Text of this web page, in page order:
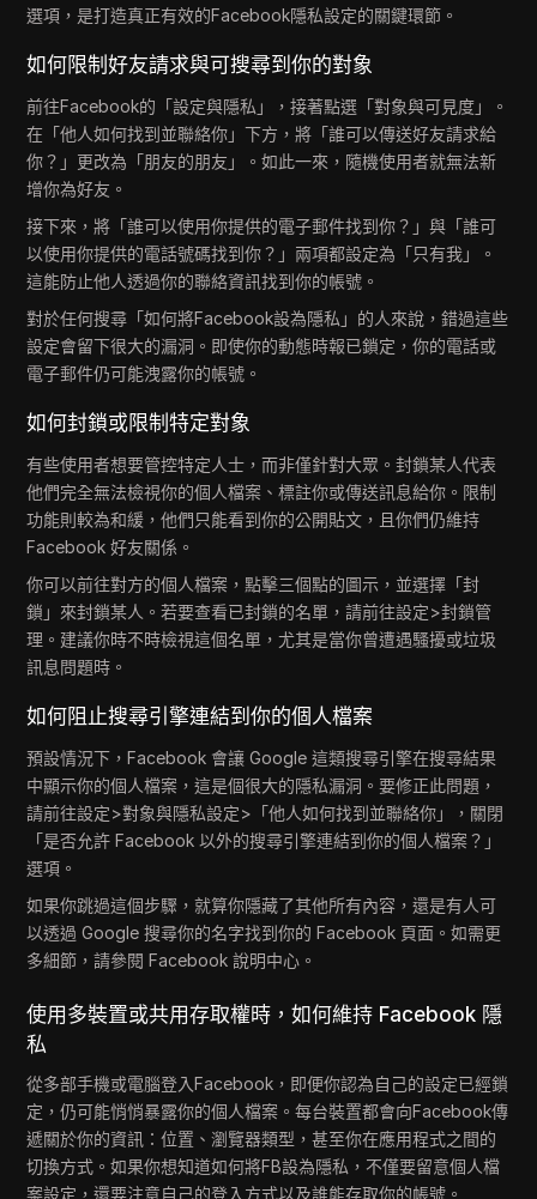
選項，是打造真正有效的Facebook隱私設定的關鍵環節。
如何限制好友請求與可搜尋到你的對象
前往Facebook的「設定與隱私」，接著點選「對象與可見度」。
在「他人如何找到並聯絡你」下方，將「誰可以傳送好友請求給
你？」更改為「朋友的朋友」。如此一來，隨機使用者就無法新
增你為好友。
接下來，將「誰可以使用你提供的電子郵件找到你？」與「誰可
以使用你提供的電話號碼找到你？」兩項都設定為「只有我」。
這能防止他人透過你的聯絡資訊找到你的帳號。
對於任何搜尋「如何將Facebook設為隱私」的人來說，錯過這些
設定會留下很大的漏洞。即使你的動態時報已鎖定，你的電話或
電子郵件仍可能洩露你的帳號。
如何封鎖或限制特定對象
有些使用者想要管控特定人士，而非僅針對大眾。封鎖某人代表
他們完全無法檢視你的個人檔案、標註你或傳送訊息給你。限制
功能則較為和緩，他們只能看到你的公開貼文，且你們仍維持
Facebook 好友關係。
你可以前往對方的個人檔案，點擊三個點的圖示，並選擇「封
鎖」來封鎖某人。若要查看已封鎖的名單，請前往設定>封鎖管
理。建議你時不時檢視這個名單，尤其是當你曾遭遇騷擾或垃圾
訊息問題時。
如何阻止搜尋引擎連結到你的個人檔案
預設情況下，Facebook 會讓 Google 這類搜尋引擎在搜尋結果
中顯示你的個人檔案，這是個很大的隱私漏洞。要修正此問題，
請前往設定>對象與隱私設定>「他人如何找到並聯絡你」，關閉
「是否允許 Facebook 以外的搜尋引擎連結到你的個人檔案？」
選項。
如果你跳過這個步驟，就算你隱藏了其他所有內容，還是有人可
以透過 Google 搜尋你的名字找到你的 Facebook 頁面。如需更
多細節，請參閱 Facebook 說明中心。
使用多裝置或共用存取權時，如何維持 Facebook 隱
私
從多部手機或電腦登入Facebook，即便你認為自己的設定已經鎖
定，仍可能悄悄暴露你的個人檔案。每台裝置都會向Facebook傳
遞關於你的資訊：位置、瀏覽器類型，甚至你在應用程式之間的
切換方式。如果你想知道如何將FB設為隱私，不僅要留意個人檔
案設定，還要注意自己的登入方式以及誰能存取你的帳號。